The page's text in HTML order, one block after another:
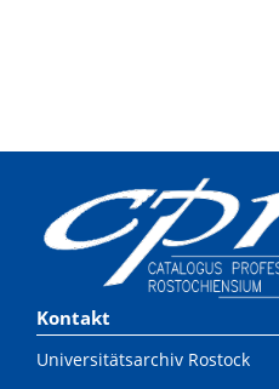
Kontakt
Universitätsarchiv Rostock